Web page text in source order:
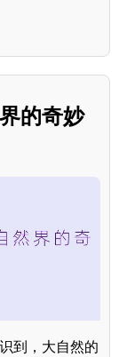
的奇妙
到，大自然的